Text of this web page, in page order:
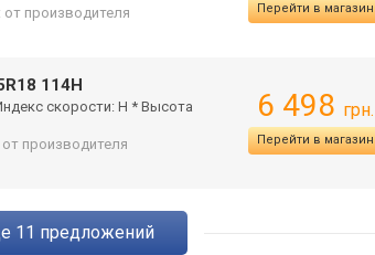
от производителя
Перейти в магазин
114H
скорости: H * Высота
от производителя
6 498 грн.
Перейти в магазин
11 предложений